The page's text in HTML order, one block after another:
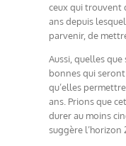
ceux qui trouvent
ans depuis
parvenir, de
Aussi, quelles
bonnes qui
qu’elles
ans. Prions que
durer au moins
suggère l’horizon